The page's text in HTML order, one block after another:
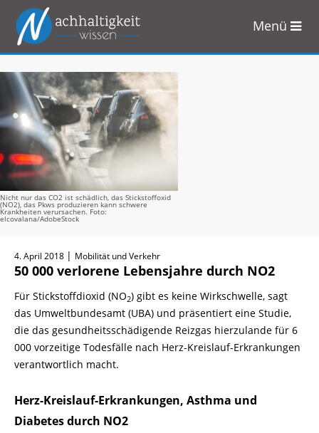
Menü
Zum
springen
Nicht nur das CO2 ist schädlich, das Stickstoffoxid
(NO2), das Pkws produzieren kann schwere
Krankheiten verursachen. Foto:
elcovalana/AdobeStock
4. April 2018 | Mobilität und Verkehr
50 000 verlorene Lebensjahre durch NO2
Für Stickstoffdioxid (NO2) gibt es keine Wirkschwelle, sagt
das Umweltbundesamt (UBA) und präsentiert eine Studie,
die das gesundheitsschädigende Reizgas hierzulande für 6
000 vorzeitige Todesfälle nach Herz-Kreislauf-Erkrankungen
verantwortlich macht.
Herz-Kreislauf-Erkrankungen, Asthma und
Diabetes durch NO2